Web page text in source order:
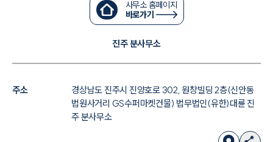
사무소 홈페이지
바로가기
진주 분사무소
주소
경상남도 진주시 진양호로 302, 원창빌딩 2층(신안동
법원사거리 GS수퍼마켓건물) 법무법인(유한)대륜 진
주 분사무소